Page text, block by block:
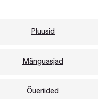
Pluusid
Mänguasjad
Õueriided